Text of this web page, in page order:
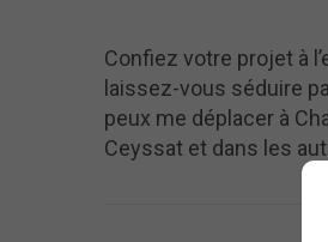
Confiez votre projet à
laissez-vous séduire
peux me déplacer à
Ceyssat et dans les